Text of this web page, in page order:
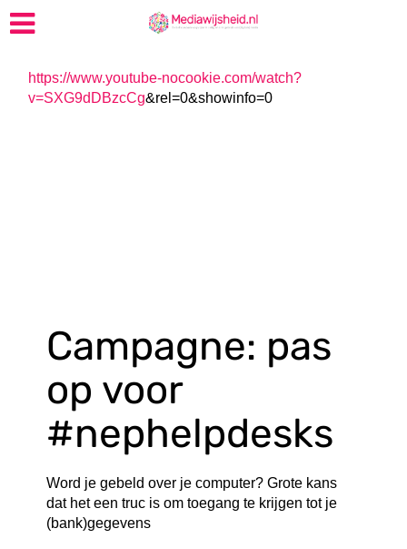
https://www.youtube-nocookie.com/watch?
v=SXG9dDBzcCg&rel=0&showinfo=0
Campagne: pas
op voor
#nephelpdesks
Word je gebeld over je computer? Grote kans
dat het een truc is om toegang te krijgen tot je
(bank)gegevens